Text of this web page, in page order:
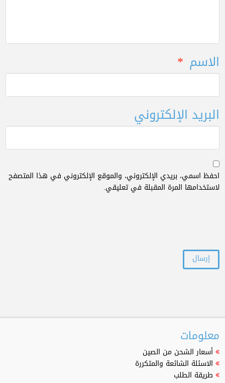
الاسم *
البريد الإلكتروني
احفظ اسمي، بريدي الإلكتروني، والموقع الإلكتروني في هذا المتصفح
لاستخدامها المرة المقبلة في تعليقي.
معلومات
أسعار الشحن من الصين
الاسئلة الشائعة والمتكررة
طريقة الطلب